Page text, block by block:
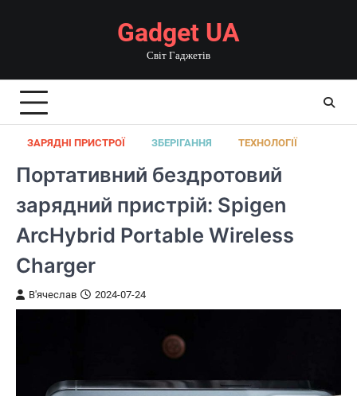
Gadget UA
Світ Гаджетів
ЗАРЯДНІ ПРИСТРОЇ ЗБЕРІГАННЯ ТЕХНОЛОГІЇ
Портативний бездротовий
зарядний пристрій: Spigen
ArcHybrid Portable Wireless
Charger
В'ячеслав 2024-07-24